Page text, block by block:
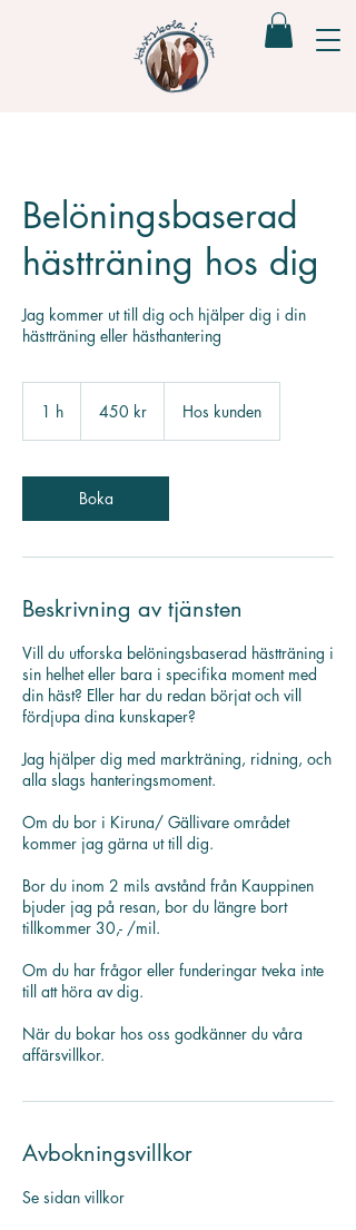
Belöningsbaserad
hästträning hos dig
Jag kommer ut till dig och hjälper dig i din
hästträning eller hästhantering
1 h
svenska
kronor450 kr Hos kunden
Boka
Beskrivning av tjänsten
Vill du utforska belöningsbaserad hästträning i
sin helhet eller bara i specifika moment med
din häst? Eller har du redan börjat och vill
fördjupa dina kunskaper?
Jag hjälper dig med markträning, ridning, och
alla slags hanteringsmoment.
Om du bor i Kiruna/ Gällivare området
kommer jag gärna ut till dig.
Bor du inom 2 mils avstånd från Kauppinen
bjuder jag på resan, bor du längre bort
tillkommer 30,- /mil.
Om du har frågor eller funderingar tveka inte
till att höra av dig.
När du bokar hos oss godkänner du våra
affärsvillkor.
Avbokningsvillkor
Se sidan villkor